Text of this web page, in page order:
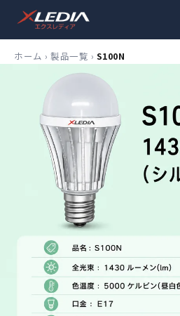
ホーム › 製品一覧 › S100N